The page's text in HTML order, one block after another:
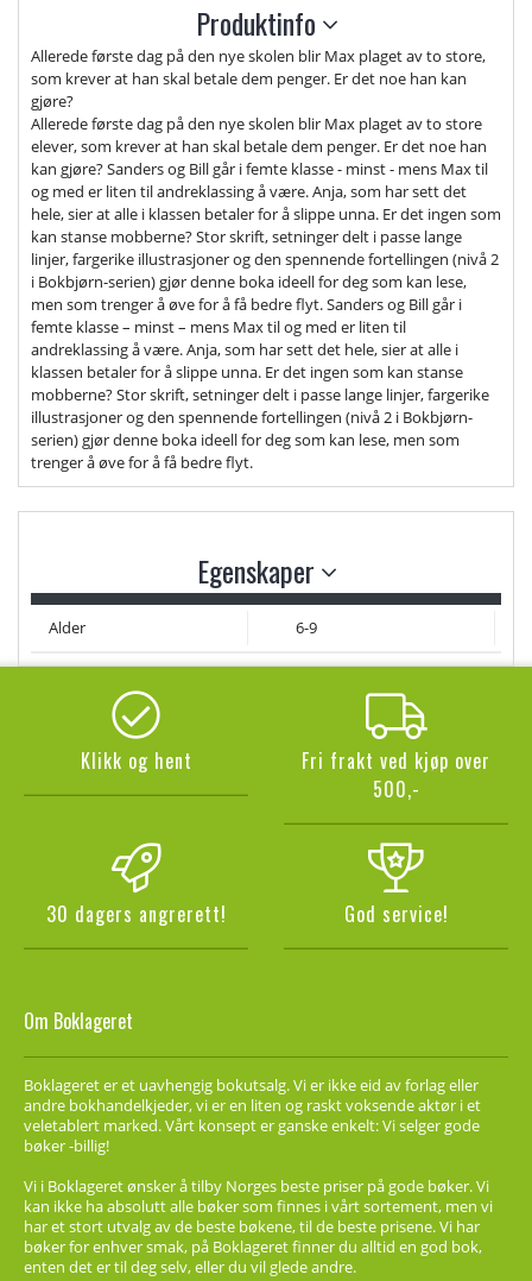
Produktinfo
Allerede første dag på den nye skolen blir Max plaget av to store,
som krever at han skal betale dem penger. Er det noe han kan
gjøre?
Allerede første dag på den nye skolen blir Max plaget av to store
elever, som krever at han skal betale dem penger. Er det noe han
kan gjøre? Sanders og Bill går i femte klasse - minst - mens Max til
og med er liten til andreklassing å være. Anja, som har sett det
hele, sier at alle i klassen betaler for å slippe unna. Er det ingen som
kan stanse mobberne? Stor skrift, setninger delt i passe lange
linjer, fargerike illustrasjoner og den spennende fortellingen (nivå 2
i Bokbjørn-serien) gjør denne boka ideell for deg som kan lese,
men som trenger å øve for å få bedre flyt. Sanders og Bill går i
femte klasse – minst – mens Max til og med er liten til
andreklassing å være. Anja, som har sett det hele, sier at alle i
klassen betaler for å slippe unna. Er det ingen som kan stanse
mobberne? Stor skrift, setninger delt i passe lange linjer, fargerike
illustrasjoner og den spennende fortellingen (nivå 2 i Bokbjørn-
serien) gjør denne boka ideell for deg som kan lese, men som
trenger å øve for å få bedre flyt.
Egenskaper
Alder 6-9
Klikk og hent
Fri frakt ved kjøp over
500,-
30 dagers angrerett! God service!
Om Boklageret
Boklageret er et uavhengig bokutsalg. Vi er ikke eid av forlag eller
andre bokhandelkjeder, vi er en liten og raskt voksende aktør i et
veletablert marked. Vårt konsept er ganske enkelt: Vi selger gode
bøker -billig!
Vi i Boklageret ønsker å tilby Norges beste priser på gode bøker. Vi
kan ikke ha absolutt alle bøker som finnes i vårt sortement, men vi
har et stort utvalg av de beste bøkene, til de beste prisene. Vi har
bøker for enhver smak, på Boklageret finner du alltid en god bok,
enten det er til deg selv, eller du vil glede andre.